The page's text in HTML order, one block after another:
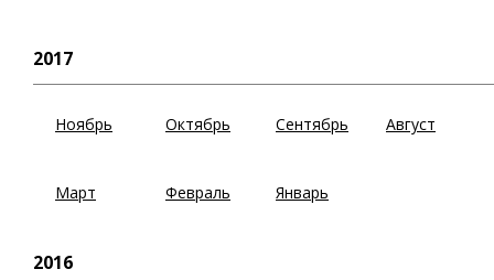
2017
Ноябрь Октябрь Сентябрь Август
Март Февраль Январь
2016